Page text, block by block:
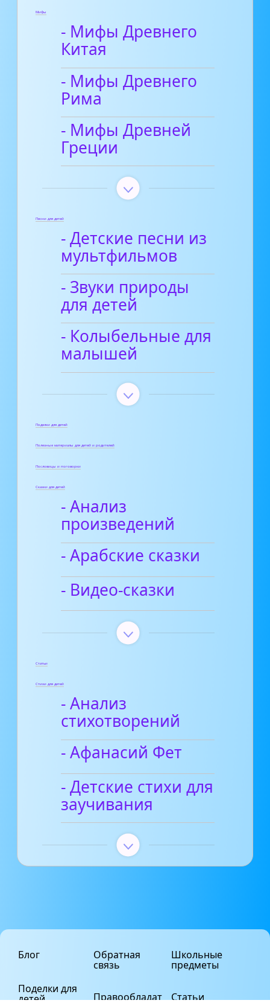
Мифы
- Мифы Древнего
Китая
- Мифы Древнего
Рима
- Мифы Древней
Греции
Песни для детей
- Детские песни из
мультфильмов
- Звуки природы
для детей
- Колыбельные для
малышей
Поделки для детей
Полезные материалы для детей и родителей
Пословицы и поговорки
Сказки для детей
- Анализ
произведений
- Арабские сказки
- Видео-сказки
Статьи
Стихи для детей
- Анализ
стихотворений
- Афанасий Фет
- Детские стихи для
заучивания
Блог
Поделки для
детей
Обратная
связь
Правообладат
Школьные
предметы
Статьи